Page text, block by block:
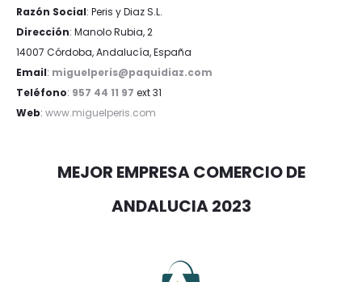
Razón Social: Peris y Diaz S.L.
Dirección: Manolo Rubia, 2
14007 Córdoba, Andalucía, España
Email: miguelperis@paquidiaz.com
Teléfono: 957 44 11 97 ext 31
Web: www.miguelperis.com
MEJOR EMPRESA COMERCIO DE
ANDALUCIA 2023